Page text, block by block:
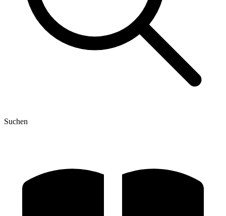
Suchen